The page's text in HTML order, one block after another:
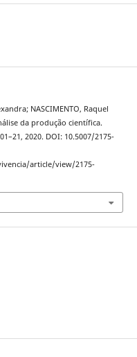
NASCIMENTO, Raquel
da produção científica.
2020. DOI: 10.5007/2175-
article/view/2175-